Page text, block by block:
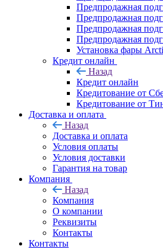
Предпродажная
Предпродажная
Предпродажная
Предпродажная
Установка фары
Кредит онлайн
Назад
Кредит онлайн
Кредитование от
Кредитование от
Доставка и оплата
Назад
Доставка и оплата
Условия оплаты
Условия доставки
Гарантия на товар
Компания
Назад
Компания
О компании
Реквизиты
Контакты
Контакты